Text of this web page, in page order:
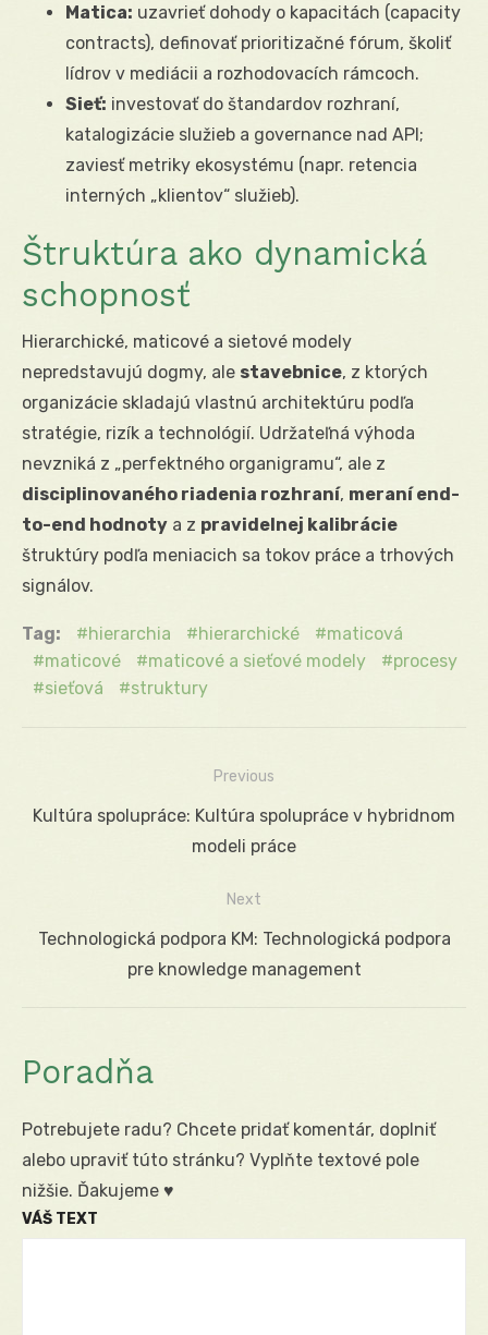
Matica: uzavrieť dohody o kapacitách (capacity
contracts), definovať prioritizačné fórum, školiť
lídrov v mediácii a rozhodovacích rámcoch.
Sieť: investovať do štandardov rozhraní,
katalogizácie služieb a governance nad API;
zaviesť metriky ekosystému (napr. retencia
interných „klientov“ služieb).
Štruktúra ako dynamická
schopnosť
Hierarchické, maticové a sietové modely
nepredstavujú dogmy, ale stavebnice, z ktorých
organizácie skladajú vlastnú architektúru podľa
stratégie, rizík a technológií. Udržateľná výhoda
nevzniká z „perfektného organigramu“, ale z
disciplinovaného riadenia rozhraní, meraní end-
to-end hodnoty a z pravidelnej kalibrácie
štruktúry podľa meniacich sa tokov práce a trhových
signálov.
Tag: hierarchia hierarchické
maticová
maticové
maticové a sieťové modely
procesy
sieťová
struktury
Navigácia
Previous
Previous
Kultúra spolupráce: Kultúra spolupráce v hybridnom
modeli práce
Next
Next
Technologická podpora KM: Technologická podpora
pre knowledge management
Poradňa
Potrebujete radu? Chcete pridať komentár, doplniť
alebo upraviť túto stránku? Vyplňte textové pole
nižšie. Ďakujeme ♥
VÁŠ TEXT